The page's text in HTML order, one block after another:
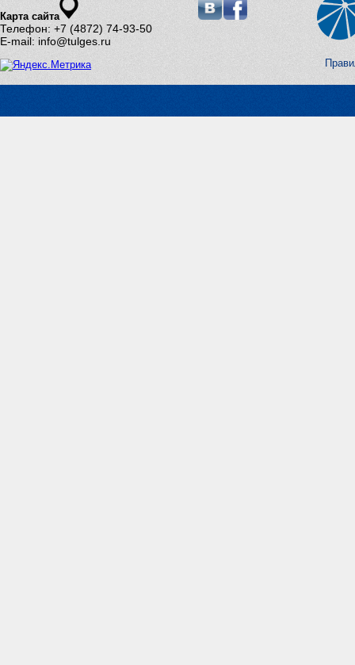
Карта сайта
Телефон: +7 (4872) 74-93-50
E-mail: info@tulges.ru